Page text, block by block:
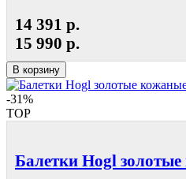
14 391 р.
15 990 р.
В корзину
-31%
TOP
Балетки Hogl